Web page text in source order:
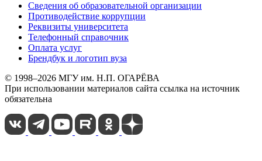
Сведения об образовательной организации
Противодействие коррупции
Реквизиты университета
Телефонный справочник
Оплата услуг
Брендбук и логотип вуза
© 1998–2026 МГУ им. Н.П. ОГАРЁВА
При использовании материалов сайта ссылка на источник
обязательна